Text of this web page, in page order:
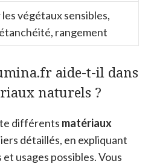
végétaux sensibles,
rangement
aide-t-il dans
naturels ?
différents matériaux
détaillés, en expliquant
usages possibles. Vous